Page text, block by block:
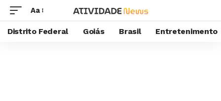
Aa
Distrito Federal Goiás Brasil Entretenimento